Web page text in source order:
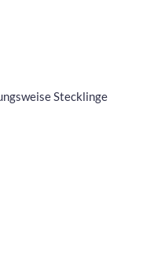
Stecklinge